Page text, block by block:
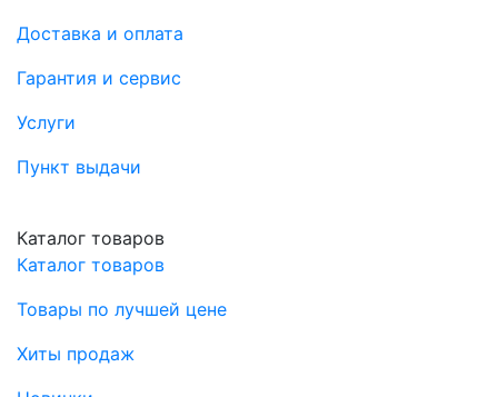
Доставка и оплата
Гарантия и сервис
Услуги
Пункт выдачи
Каталог товаров
Каталог товаров
Товары по лучшей цене
Хиты продаж